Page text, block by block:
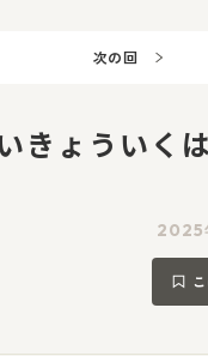
次の回
きょういく
2025